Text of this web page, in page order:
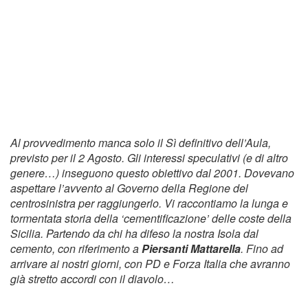
Al provvedimento manca solo il Sì definitivo dell’Aula,
previsto per il 2 Agosto. Gli interessi speculativi (e di altro
genere…) inseguono questo obiettivo dal 2001. Dovevano
aspettare l’avvento al Governo della Regione del
centrosinistra per raggiungerlo. Vi raccontiamo la lunga e
tormentata storia della ‘cementificazione’ delle coste della
Sicilia. Partendo da chi ha difeso la nostra Isola dal
cemento, con riferimento aPiersanti Mattarella. Fino ad
arrivare ai nostri giorni, con PD e Forza Italia che avranno
già stretto accordi con il diavolo…